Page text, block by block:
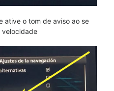
ative o tom de aviso ao se
velocidade